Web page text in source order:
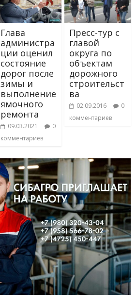
Глава
администра
ции оценил
состояние
дорог после
зимы и
выполнение
ямочного
ремонта
09.03.2021
0
комментариев
Пресс-тур с
главой
округа по
объектам
дорожного
строительст
ва
02.09.2016
0
комментариев